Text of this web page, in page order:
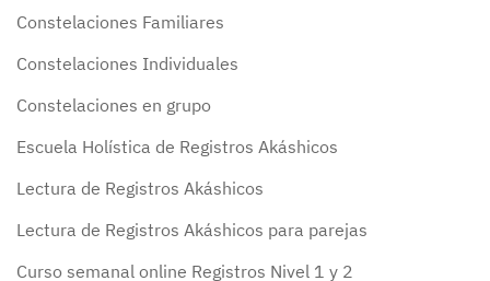
Constelaciones Familiares
Constelaciones Individuales
Constelaciones en grupo
Escuela Holística de Registros Akáshicos
Lectura de Registros Akáshicos
Lectura de Registros Akáshicos para parejas
Curso semanal online Registros Nivel 1 y 2